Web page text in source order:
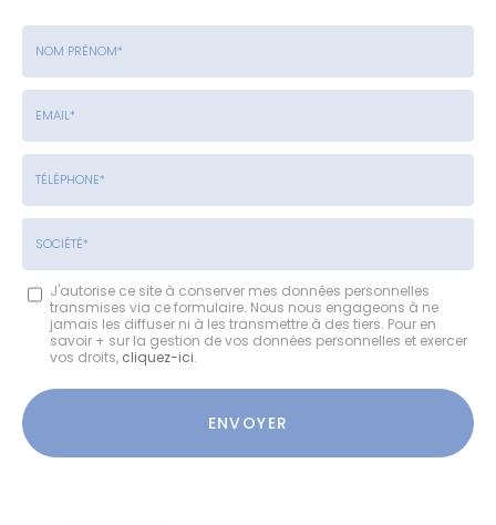
Nom
Prénom
*
Email
*
Tél.
SociétéJ'autorise ce site à conserver mes données personnelles
transmises via ce formulaire. Nous nous engageons à ne
jamais les diffuser ni à les transmettre à des tiers. Pour en
savoir + sur la gestion de vos données personnelles et exercer
vos droits, cliquez-ici.
Acceptation
RGPD
*
ENVOYER